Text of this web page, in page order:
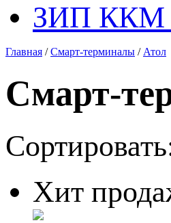
ЗИП ККМ
Главная /Смарт-терминалы / Атол
Смарт-
Хит